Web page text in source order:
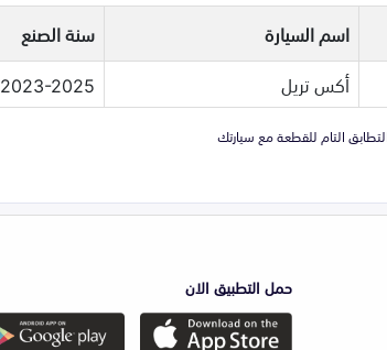
اسم السيارة
سنة الصنع
أكس تريل 2023-2025
حمل التطبيق الان